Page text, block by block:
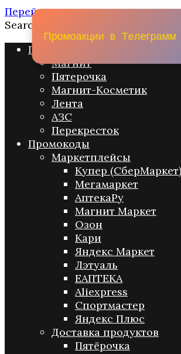
Перейти к содержанию
Search for:
Промо акции
Магнит
Пятерочка
Магнит-Косметик
Лента
АЗС
Перекресток
Промокоды
Маркетплейсы
Купер (СберМаркет)
Мегамаркет
АптекаРу
Магнит Маркет
Озон
Кари
Яндекс Маркет
Лэтуаль
ЕАПТЕКА
Aliexpress
Спортмастер
Яндекс Плюс
Доставка продуктов
Пятёрочка
Промоакции в Телеграмм